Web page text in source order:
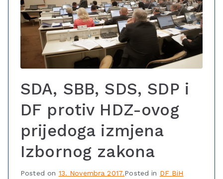
SDA, SBB, SDS, SDP i
DF protiv HDZ-ovog
prijedoga izmjena
Izbornog zakona
Posted on 13. Novembra 2017.Posted in DF BiH